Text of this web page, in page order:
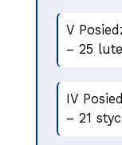
V
– 25
IV
– 21